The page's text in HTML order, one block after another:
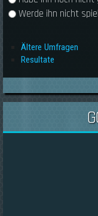
Werde ihn nicht
Ältere Umfragen
Resultate